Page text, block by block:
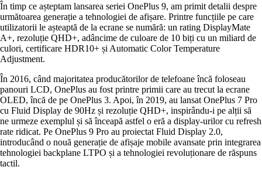
În timp ce așteptam lansarea seriei OnePlus 9, am primit detalii despre
următoarea generație a tehnologiei de afișare. Printre funcțiile pe care
utilizatorii le așteaptă de la ecrane se numără: un rating DisplayMate
A+, rezoluție QHD+, adâncime de culoare de 10 biți cu un miliard de
culori, certificare HDR10+ și Automatic Color Temperature
Adjustment.
În 2016, când majoritatea producătorilor de telefoane încă foloseau
panouri LCD, OnePlus au fost printre primii care au trecut la ecrane
OLED, încă de pe OnePlus 3. Apoi, în 2019, au lansat OnePlus 7 Pro
cu Fluid Display de 90Hz și rezoluție QHD+, inspirându-i pe alții să
ne urmeze exemplul și să înceapă astfel o eră a display-urilor cu refresh
rate ridicat. Pe OnePlus 9 Pro au proiectat Fluid Display 2.0,
introducând o nouă generație de afișaje mobile avansate prin integrarea
tehnologiei backplane LTPO și a tehnologiei revoluționare de răspuns
tactil.